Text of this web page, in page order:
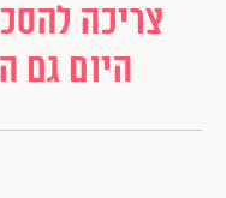
צריכה
היום גם